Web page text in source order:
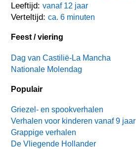
Leeftijd:vanaf 12 jaar
Verteltijd:ca. 6 minuten
Feest / viering
Dag van Castilië-La Mancha
Nationale Molendag
Populair
Griezel- en spookverhalen
Verhalen voor kinderen vanaf 9 jaar
Grappige verhalen
De Vliegende Hollander